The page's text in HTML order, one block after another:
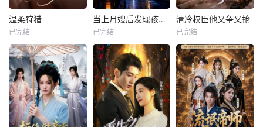
温柔狩猎
已完结
当上月嫂后发现孩子是我的
已完结
清冷权臣他又争又抢
已完结